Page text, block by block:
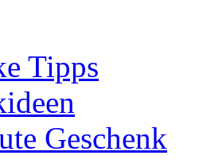
Tipps
Geschenk